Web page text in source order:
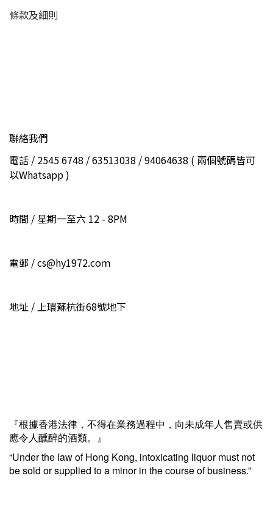
條款及細則
聯絡我們
電話 / 2545 6748 / 63513038 / 94064638 ( 兩個號碼皆可
以Whatsapp )
時間 / 星期一至六 12 - 8PM
電郵 / cs@hy1972.coｍ
地址 / 上環蘇杭街68號地下
『根據香港法律，不得在業務過程中，向未成年人售賣或供
應令人醺醉的酒類。』
“Under the law of Hong Kong, intoxicating liquor must not
be sold or supplied to a minor in the course of business.”